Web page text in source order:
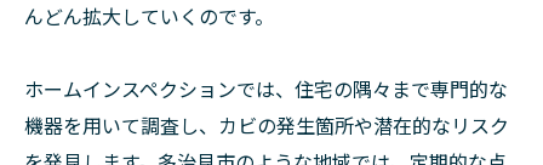
んどん拡大していくのです。
ホームインスペクションでは、住宅の隅々まで専門的な
機器を用いて調査し、カビの発生箇所や潜在的なリスク